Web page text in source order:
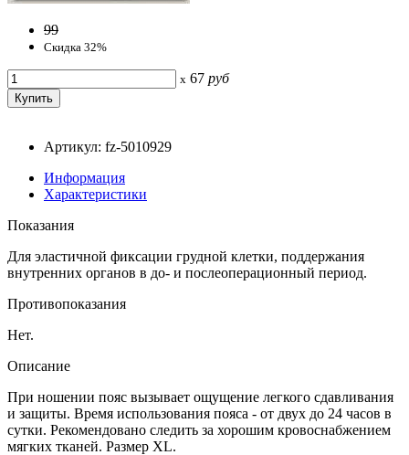
99
Скидка 32%
x 67 руб
Артикул: fz-5010929
Информация
Характеристики
Показания
Для эластичной фиксации грудной клетки, поддержания
внутренних органов в до- и послеоперационный период.
Противопоказания
Нет.
Описание
При ношении пояс вызывает ощущение легкого сдавливания
и защиты. Время использования пояса - от двух до 24 часов в
сутки. Рекомендовано следить за хорошим кровоснабжением
мягких тканей. Размер XL.